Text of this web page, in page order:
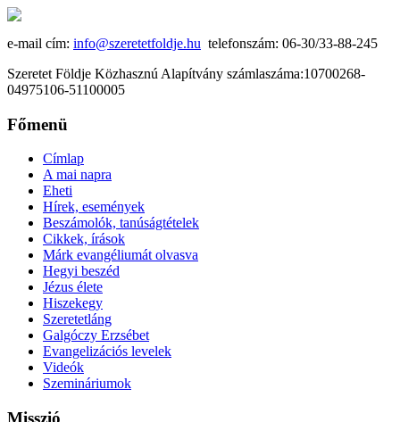
e-mail cím: info@szeretetfoldje.hu telefonszám: 06-30/33-88-245
Szeretet Földje Közhasznú Alapítvány számlaszáma:10700268-
04975106-51100005
Főmenü
Címlap
A mai napra
Eheti
Hírek, események
Beszámolók, tanúságtételek
Cikkek, írások
Márk evangéliumát olvasva
Hegyi beszéd
Jézus élete
Hiszekegy
Szeretetláng
Galgóczy Erzsébet
Evangelizációs levelek
Videók
Szemináriumok
Misszió